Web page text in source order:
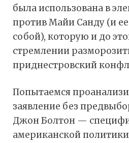
была использована в
против Майи Санду (и
собой), которую и до
стремлении
приднестровский
Попытаемся
заявление без
Джон Болтон —
американской